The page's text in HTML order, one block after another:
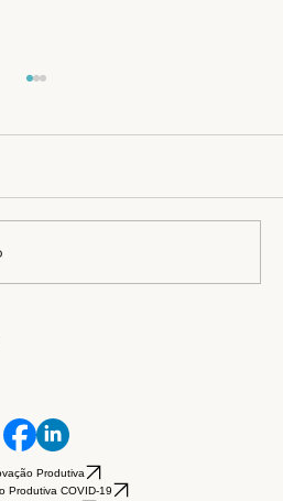
inovação, estabilidade e
têxtil
Produtiva
Produtiva COVID-19